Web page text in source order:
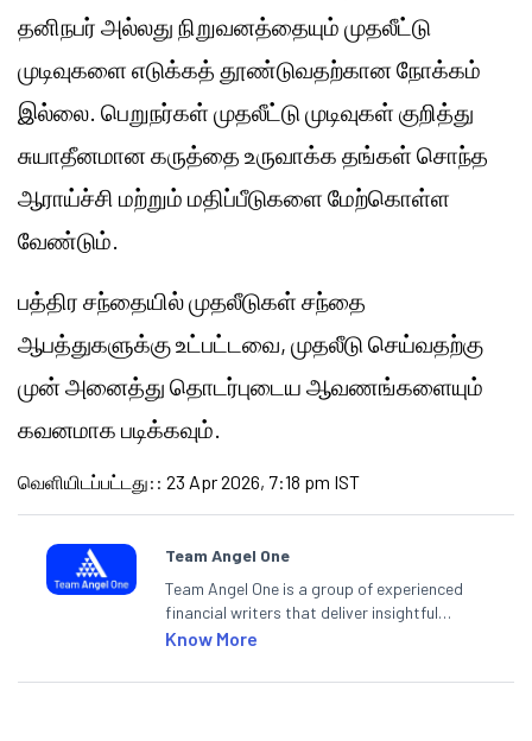
தனிநபர் அல்லது நிறுவனத்தையும் முதலீட்டு
முடிவுகளை எடுக்கத் தூண்டுவதற்கான நோக்கம்
இல்லை. பெறுநர்கள் முதலீட்டு முடிவுகள் குறித்து
சுயாதீனமான கருத்தை உருவாக்க தங்கள் சொந்த
ஆராய்ச்சி மற்றும் மதிப்பீடுகளை மேற்கொள்ள
வேண்டும்.
பத்திர சந்தையில் முதலீடுகள் சந்தை
ஆபத்துகளுக்கு உட்பட்டவை, முதலீடு செய்வதற்கு
முன் அனைத்து தொடர்புடைய ஆவணங்களையும்
கவனமாக படிக்கவும்.
வெளியிடப்பட்டது: : 23 Apr 2026, 7:18 pm IST
Team Angel One
Team Angel One is a group of experienced
financial writers that deliver insightful
articles on the stock market, IPO, economy,
categories.
Know More